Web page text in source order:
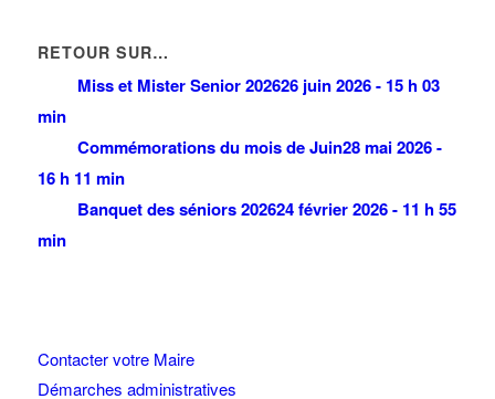
RETOUR SUR…
Miss et Mister Senior 202626 juin 2026 - 15 h 03
min
Commémorations du mois de Juin28 mai 2026 -
16 h 11 min
Banquet des séniors 202624 février 2026 - 11 h 55
min
Contacter votre Maire
Démarches administratives